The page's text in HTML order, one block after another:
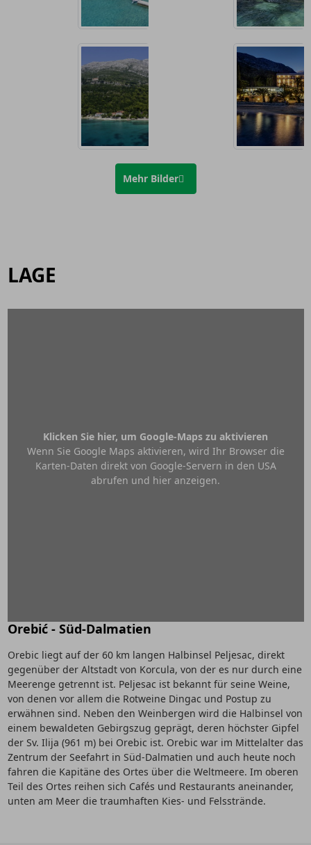
Mehr Bilder
LAGE
Klicken Sie hier, um Google-Maps zu aktivieren
Wenn Sie Google Maps aktivieren, wird Ihr Browser die
Karten-Daten direkt von Google-Servern in den USA
abrufen und hier anzeigen.
Orebić - Süd-Dalmatien
Orebic liegt auf der 60 km langen Halbinsel Peljesac, direkt
gegenüber der Altstadt von Korcula, von der es nur durch eine
Meerenge getrennt ist. Peljesac ist bekannt für seine Weine,
von denen vor allem die Rotweine Dingac und Postup zu
erwähnen sind. Neben den Weinbergen wird die Halbinsel von
einem bewaldeten Gebirgszug geprägt, deren höchster Gipfel
der Sv. Ilija (961 m) bei Orebic ist. Orebic war im Mittelalter das
Zentrum der Seefahrt in Süd-Dalmatien und auch heute noch
fahren die Kapitäne des Ortes über die Weltmeere. Im oberen
Teil des Ortes reihen sich Cafés und Restaurants aneinander,
unten am Meer die traumhaften Kies- und Felsstrände.